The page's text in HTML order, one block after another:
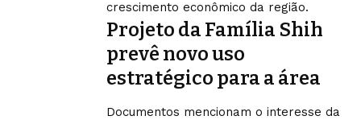
crescimento econômico da região.
Projeto da Família Shih
prevê novo uso
estratégico para a área
Documentos mencionam o interesse da